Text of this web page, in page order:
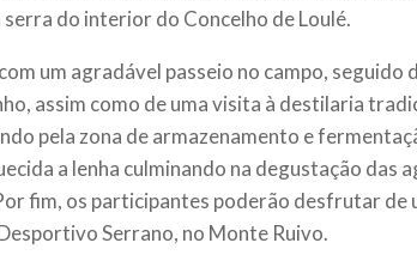
do interior do Concelho de Loulé.
um agradável passeio no campo, seguido
assim como de uma visita à destilaria
pela zona de armazenamento e
a lenha culminando na degustação das
fim, os participantes poderão desfrutar de
Serrano, no Monte Ruivo.